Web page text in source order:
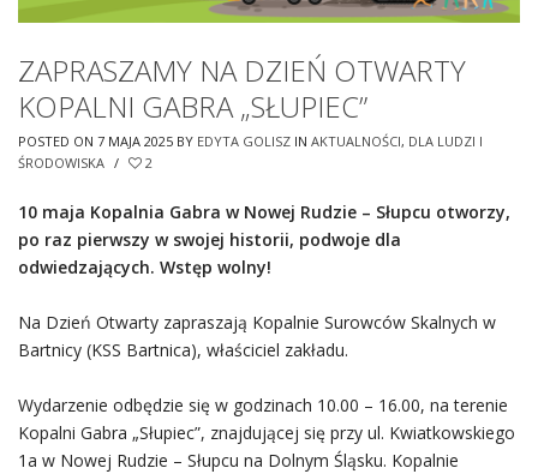
ZAPRASZAMY NA DZIEŃ OTWARTY
KOPALNI GABRA „SŁUPIEC”
POSTED ON 7 MAJA 2025 BY EDYTA GOLISZ IN AKTUALNOŚCI, DLA LUDZI I
ŚRODOWISKA / 2
10 maja Kopalnia Gabra w Nowej Rudzie – Słupcu otworzy,
po raz pierwszy w swojej historii, podwoje dla
odwiedzających. Wstęp wolny!
Na Dzień Otwarty zapraszają Kopalnie Surowców Skalnych w
Bartnicy (KSS Bartnica), właściciel zakładu.
Wydarzenie odbędzie się w godzinach 10.00 – 16.00, na terenie
Kopalni Gabra „Słupiec”, znajdującej się przy ul. Kwiatkowskiego
1a w Nowej Rudzie – Słupcu na Dolnym Śląsku. Kopalnie